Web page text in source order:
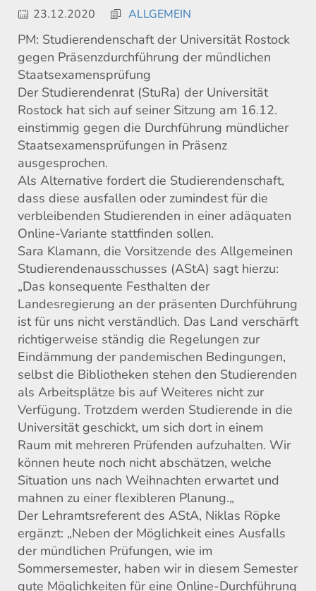
23.12.2020 ALLGEMEIN
PM: Studierendenschaftder Universität Rostock
gegen Präsenzdurchführung der mündlichen
Staatsexamensprüfung
Der Studierendenrat (StuRa) der Universität
Rostock hat sich auf seiner Sitzung am 16.12.
einstimmig gegen die Durchführung mündlicher
Staatsexamensprüfungen in Präsenz
ausgesprochen.
Als Alternative fordert die Studierendenschaft,
dass diese ausfallen oder zumindest fürdie
verbleibenden Studierenden in eineradäquaten
Online-Variante stattfinden sollen.
Sara Klamann, die Vorsitzende des Allgemeinen
Studierendenausschusses (AStA) sagt hierzu:
„Das konsequente Festhalten der
Landesregierung an der präsenten Durchführung
istfür uns nichtverständlich. Das Land verschärft
richtigerweise ständig die Regelungen zur
Eindämmung der pandemischen Bedingungen,
selbst die Bibliotheken stehen den Studierenden
als Arbeitsplätze bis auf Weiteres nicht zur
Verfügung. Trotzdem werden Studierende in die
Universität geschickt, um sich dort in einem
Raum mit mehreren Prüfenden aufzuhalten. Wir
können heute noch nicht abschätzen, welche
Situation uns nach Weihnachten erwartet und
mahnen zu einer flexibleren Planung.„
Der Lehramtsreferent des AStA, Niklas Röpke
ergänzt: „Neben der Möglichkeit eines Ausfalls
der mündlichen Prüfungen, wie im
Sommersemester, haben wir in diesem Semester
gute Möglichkeiten für eine Online-Durchführung